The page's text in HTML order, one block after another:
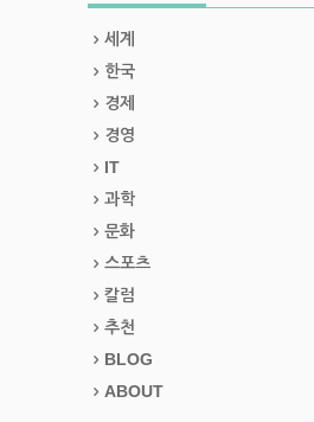
세계
한국
경제
경영
IT
과학
문화
스포츠
칼럼
추천
BLOG
ABOUT